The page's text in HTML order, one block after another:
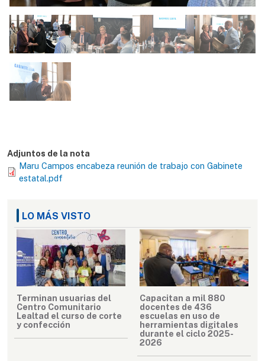
Adjuntos de la nota
Maru Campos encabeza reunión de trabajo con Gabinete
estatal.pdf
LO MÁS VISTO
Terminan usuarias del
Centro Comunitario
Lealtad el curso de corte
y confección
Capacitan a mil 880
docentes de 436
escuelas en uso de
herramientas digitales
durante el ciclo 2025-
2026